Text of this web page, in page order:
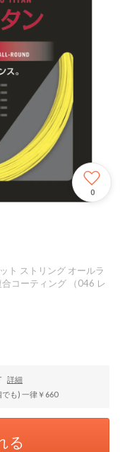
0
ト ストリング オールラ
コーティング （046 レ
詳細
も) 一律￥660
る